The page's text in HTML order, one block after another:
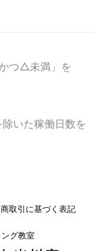
つ△未満」を
いた稼働日数を
取引に基づく表記
グ教室